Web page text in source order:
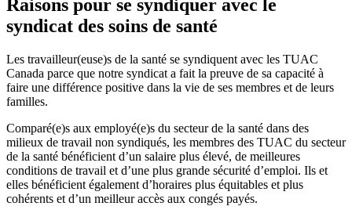
Raisons pour se syndiquer avec le
syndicat des soins de santé
Les travailleur(euse)s de la santé se syndiquent avec les TUAC
Canada parce que notre syndicat a fait la preuve de sa capacité à
faire une différence positive dans la vie de ses membres et de leurs
familles.
Comparé(e)s aux employé(e)s du secteur de la santé dans des
milieux de travail non syndiqués, les membres des TUAC du secteur
de la santé bénéficient d’un salaire plus élevé, de meilleures
conditions de travail et d’une plus grande sécurité d’emploi. Ils et
elles bénéficient également d’horaires plus équitables et plus
cohérents et d’un meilleur accès aux congés payés.